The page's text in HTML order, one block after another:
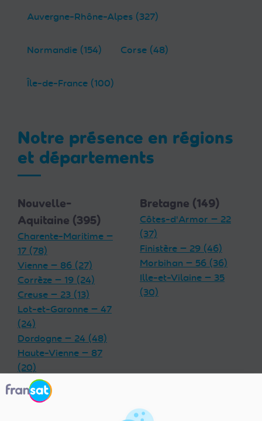
Auvergne-Rhône-Alpes (327)
Normandie (154) Corse (48)
Île-de-France (100)
Notre présence en régions
et départements
Nouvelle-
Aquitaine (395)
Charente-Maritime —
17 (78)
Vienne — 86 (27)
Corrèze — 19 (24)
Creuse — 23 (13)
Lot-et-Garonne — 47
(24)
Dordogne — 24 (48)
Haute-Vienne — 87
(20)
Charente — 16 (32)
Landes — 40 (33)
Bretagne (149)
Côtes-d'Armor — 22
(37)
Finistère — 29 (46)
Morbihan — 56 (36)
Ille-et-Vilaine — 35
(30)